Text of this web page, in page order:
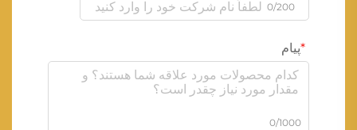
0/200
پیام
0/1000